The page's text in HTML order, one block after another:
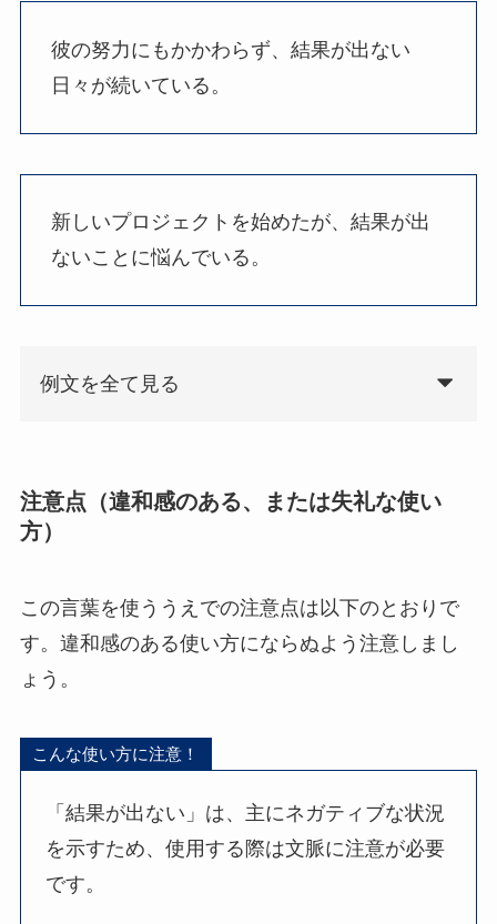
彼の努力にもかかわらず、結果が出ない
日々が続いている。
新しいプロジェクトを始めたが、結果が出
ないことに悩んでいる。
例文を全て見る
注意点（違和感のある、または失礼な使い
方）
この言葉を使ううえでの注意点は以下のとおりで
す。違和感のある使い方にならぬよう注意しまし
ょう。
こんな使い方に注意！
「結果が出ない」は、主にネガティブな状況
を示すため、使用する際は文脈に注意が必要
です。